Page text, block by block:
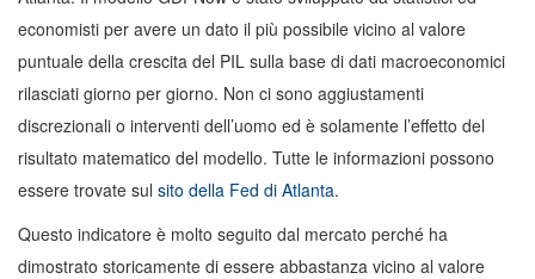
economisti per avere un dato il più possibile vicino al valore
puntuale della crescita del PIL sulla base di dati macroeconomici
rilasciati giorno per giorno. Non ci sono aggiustamenti
discrezionali o interventi dell’uomo ed è solamente l’effetto del
risultato matematico del modello. Tutte le informazioni possono
essere trovate sul sito della Fed di Atlanta.
Questo indicatore è molto seguito dal mercato perché ha
dimostrato storicamente di essere abbastanza vicino al valore